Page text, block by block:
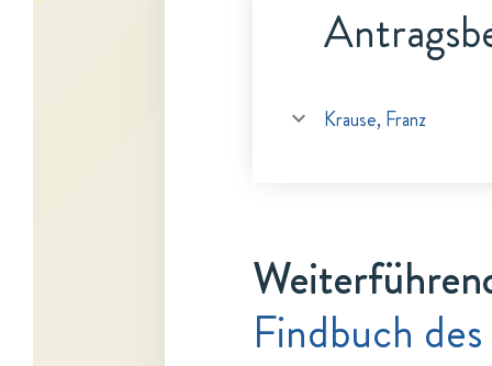
Krause, Franz
Findbuch